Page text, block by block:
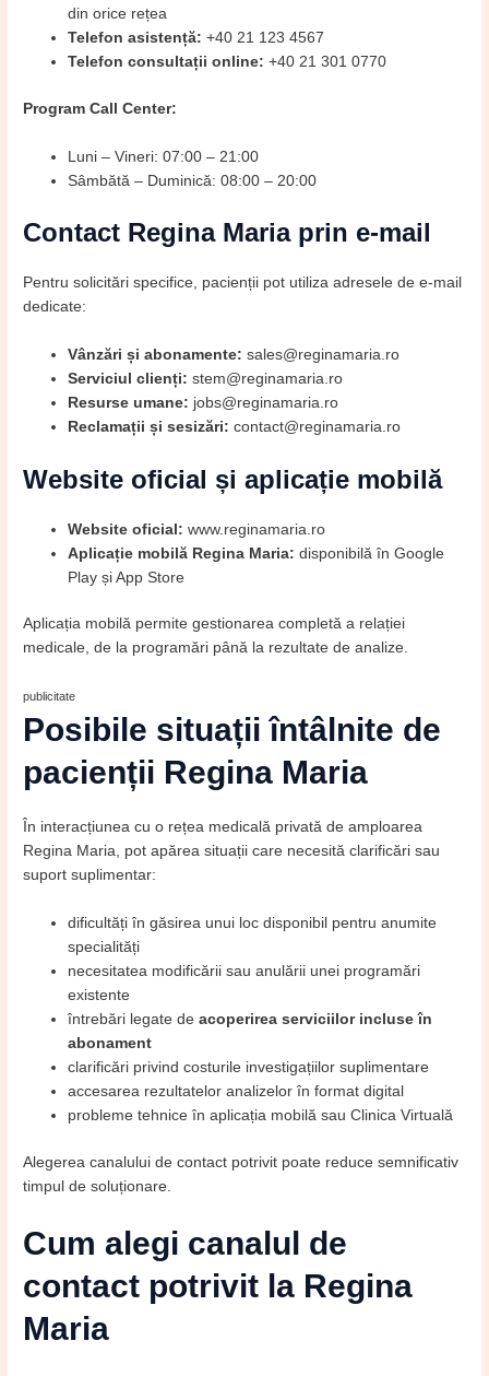
din orice rețea
Telefon asistență: +40 21 123 4567
Telefon consultații online: +40 21 301 0770
Program Call Center:
Luni – Vineri: 07:00 – 21:00
Sâmbătă – Duminică: 08:00 – 20:00
Contact Regina Maria prin e-mail
Pentru solicitări specifice, pacienții pot utiliza adresele de e-mail
dedicate:
Vânzări și abonamente: sales@reginamaria.ro
Serviciul clienți: stem@reginamaria.ro
Resurse umane: jobs@reginamaria.ro
Reclamații și sesizări: contact@reginamaria.ro
Website oficial și aplicație mobilă
Website oficial: www.reginamaria.ro
Aplicație mobilă Regina Maria: disponibilă în Google
Play și App Store
Aplicația mobilă permite gestionarea completă a relației
medicale, de la programări până la rezultate de analize.
publicitate
Posibile situații întâlnite de
pacienții Regina Maria
În interacțiunea cu o rețea medicală privată de amploarea
Regina Maria, pot apărea situații care necesită clarificări sau
suport suplimentar:
dificultăți în găsirea unui loc disponibil pentru anumite
specialități
necesitatea modificării sau anulării unei programări
existente
întrebări legate deacoperirea serviciilor incluse în
abonament
clarificări privind costurile investigațiilor suplimentare
accesarea rezultatelor analizelor în format digital
probleme tehnice în aplicația mobilă sau Clinica Virtuală
Alegerea canalului de contact potrivit poate reduce semnificativ
timpul de soluționare.
Cum alegi canalul de
contact potrivit la Regina
Maria